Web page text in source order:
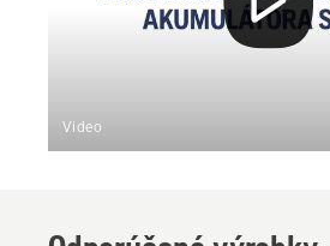
Video